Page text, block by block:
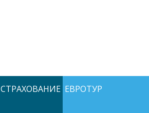
СТРАХОВАНИЕ ЕВРОТУР